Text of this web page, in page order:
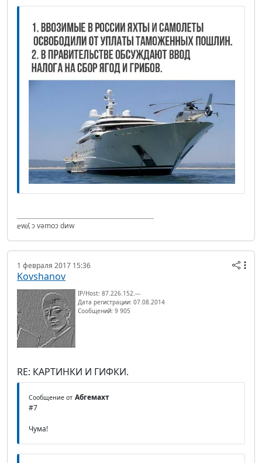
ɐwʎ ɔ vǝmоɔ dиw
1 февраля 2017 15:36
Kovshanov
IP/Host: 87.226.152.---
Дата регистрации: 07.08.2014
Сообщений: 9 905
RE: КАРТИНКИ И ГИФКИ.
Сообщение от Абгемахт
#7
Чума!